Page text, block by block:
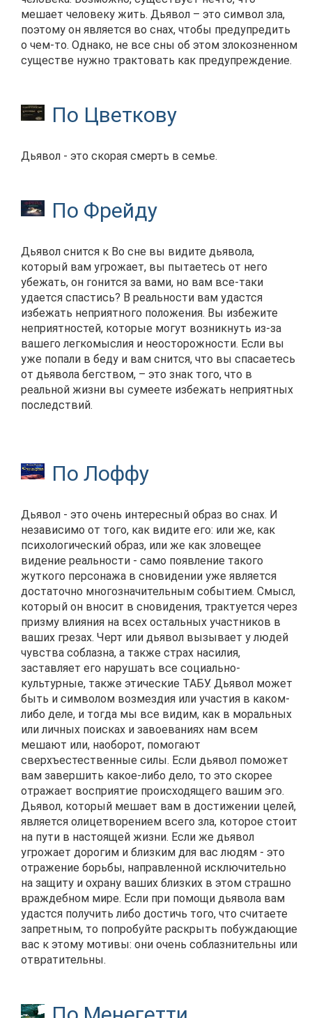
мешает человеку жить. Дьявол – это символ зла,
поэтому он является во снах, чтобы предупредить
о чем-то. Однако, не все сны об этом злокозненном
существе нужно трактовать как предупреждение.
По Цветкову
Дьявол - это скорая смерть в семье.
По Фрейду
Дьявол снится к Во сне вы видите дьявола,
который вам угрожает, вы пытаетесь от него
убежать, он гонится за вами, но вам все-таки
удается спастись? В реальности вам удастся
избежать неприятного положения. Вы избежите
неприятностей, которые могут возникнуть из-за
вашего легкомыслия и неосторожности. Если вы
уже попали в беду и вам снится, что вы спасаетесь
от дьявола бегством, – это знак того, что в
реальной жизни вы сумеете избежать неприятных
последствий.
По Лоффу
Дьявол - это очень интересный образ во снах. И
независимо от того, как видите его: или же, как
психологический образ, или же как зловещее
видение реальности - само появление такого
жуткого персонажа в сновидении уже является
достаточно многозначительным событием. Смысл,
который он вносит в сновидения, трактуется через
призму влияния на всех остальных участников в
ваших грезах. Черт или дьявол вызывает у людей
чувства соблазна, а также страх насилия,
заставляет его нарушать все социально-
культурные, также этические ТАБУ. Дьявол может
быть и символом возмездия или участия в каком-
либо деле, и тогда мы все видим, как в моральных
или личных поисках и завоеваниях нам всем
мешают или, наоборот, помогают
сверхъестественные силы. Если дьявол поможет
вам завершить какое-либо дело, то это скорее
отражает восприятие происходящего вашим эго.
Дьявол, который мешает вам в достижении целей,
является олицетворением всего зла, которое стоит
на пути в настоящей жизни. Если же дьявол
угрожает дорогим и близким для вас людям - это
отражение борьбы, направленной исключительно
на защиту и охрану ваших близких в этом страшно
враждебном мире. Если при помощи дьявола вам
удастся получить либо достичь того, что считаете
запретным, то попробуйте раскрыть побуждающие
вас к этому мотивы: они очень соблазнительны или
отвратительны.